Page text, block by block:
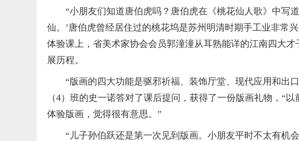
“小朋友们知道唐伯虎吗？唐伯虎在《桃花仙人歌》中写
仙。’唐伯虎曾经居住过的桃花坞是苏州明清时期手工业非常
体验课上，省美术家协会会员郭潼潼从耳熟能详的江南四大
展历程。
“版画的四大功能是驱邪祈福、装饰厅堂、现代应用和出
（4）班的史一诺答对了课后提问，获得了一份版画礼物，“
体验版画，觉得很有意思。”
“儿子孙伯跃还是第一次见到版画。小朋友平时不太有机